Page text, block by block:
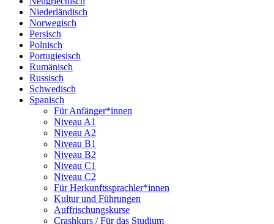
Niederländisch
Norwegisch
Persisch
Polnisch
Portugiesisch
Rumänisch
Russisch
Schwedisch
Spanisch
Für Anfänger*innen
Niveau A1
Niveau A2
Niveau B1
Niveau B2
Niveau C1
Niveau C2
Für Herkunftssprachler*innen
Kultur und Führungen
Auffrischungskurse
Crashkurs / Für das Studium